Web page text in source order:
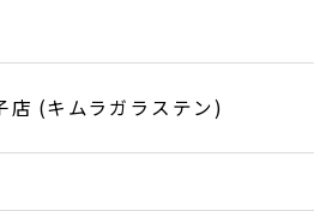
店 (キムラガラステン)